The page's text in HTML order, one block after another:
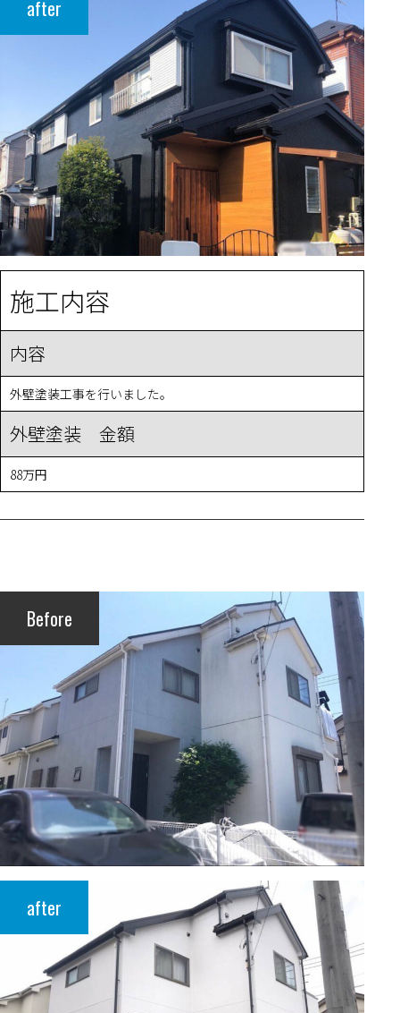
after
施工内容
内容
外壁塗装工事を行いました。
外壁塗装 金額
88万円
Before
after